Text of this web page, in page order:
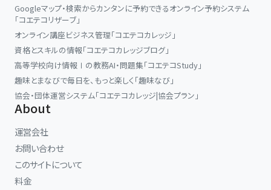
Googleマップ・検索からカンタンに予約できるオンライン予約システム
「コエテコリザーブ」
オンライン講座ビジネス管理「コエテコカレッジ」
資格とスキルの情報「コエテコカレッジブログ」
高等学校向け情報Ⅰの教務AI・問題集「コエテコStudy」
趣味とまなびで毎日を、もっと楽しく「趣味なび」
協会・団体運営システム「コエテコカレッジ|協会プラン」
About
運営会社
お問い合わせ
このサイトについて
料金